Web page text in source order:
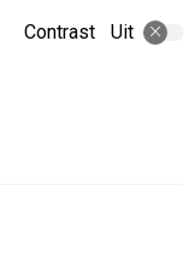
Contrast Uit